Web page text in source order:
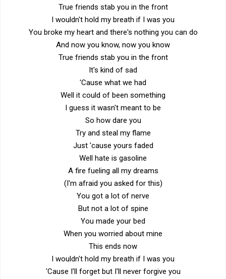
True friends stab you in the front
I wouldn't hold my breath if I was you
You broke my heart and there's nothing you can do
And now you know, now you know
True friends stab you in the front
It's kind of sad
'Cause what we had
Well it could of been something
I guess it wasn't meant to be
So how dare you
Try and steal my flame
Just 'cause yours faded
Well hate is gasoline
A fire fueling all my dreams
(I'm afraid you asked for this)
You got a lot of nerve
But not a lot of spine
You made your bed
When you worried about mine
This ends now
I wouldn't hold my breath if I was you
'Cause I'll forget but I'll never forgive you